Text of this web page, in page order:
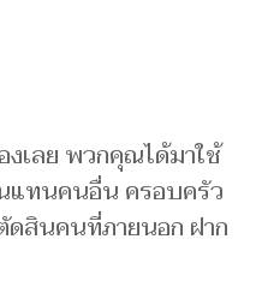
เลย พวกคุณได้มาใช้
แทนคนอื่น ครอบครัว
ดสินคนที่ภายนอก ฝาก